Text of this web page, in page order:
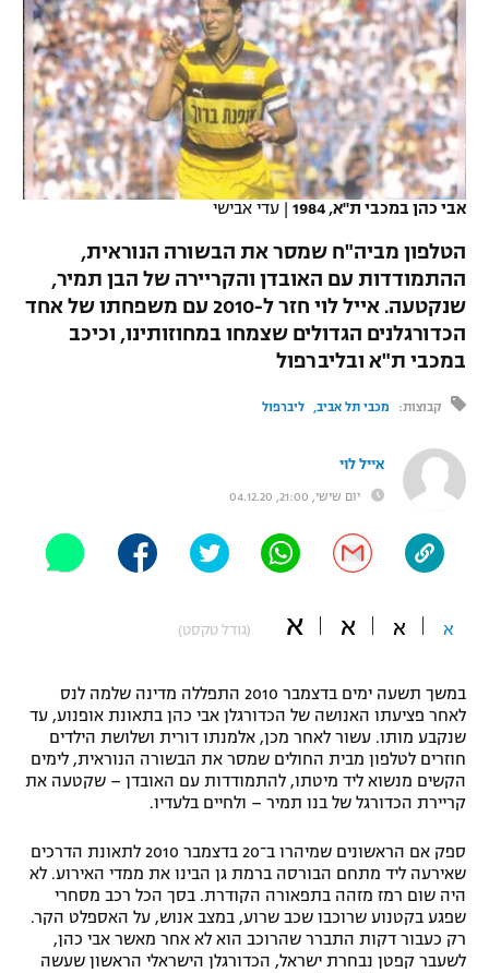
VOD
רץ ברשת
תוצאות
לוח שידורים
ברחבה
"מעל הליגה" – פודקאסט
תקנון עבור פעילות אלקטרה
תקנון עבור פעילות ספורט 1 – "מרלן"
גיימינג E-Sports
תנאי שימוש
מדיניות פרטיות
תקנון פעילות ספורט 1
נבחרת ישראל
מכבי חיפה
בית"ר ירושלים
מכבי תל אביב
הפועל חיפה
הפועל באר שבע
מכבי נתניה
בני יהודה
ליגה ספרדית
ליגה איטלקית
ליגה צרפתית
ליגה הולנדית
ליגה טורקית
ליגה סינית
ליגה ברזילאית
ליגות נוספות
כדורסל נשים
מכבי תל אביב
הפועל חולון
הפועל ירושלים
יורוליג
יורוקאפ
טניס
כדוריד
כדורעף
שחייה
ג'ודו
אגרוף
היאבקות WWE
אופניים
כדורמים
פוטבול אמריקאי NFL
בייסבול MLB
ספורט אתגרי ואקסטרים
אומנויות לחימה
גיימינג E-Sports
אבי כהן במכבי ת"א, 1984 | עדי אבישי
הטלפון מביה"ח שמסר את הבשורה הנוראית,
ההתמודדות עם האובדן והקריירה של הבן תמיר,
שנקטעה. אייל לוי חזר ל-2010 עם משפחתו של אחד
הכדורגלנים הגדולים שצמחו במחוזותינו, וכיכב
במכבי ת"א ובליברפול
קבוצות: מכבי תל אביב ליברפול
אייל לוי
יום שישי, 21:00, 04.12.20
א א א א (גודל טקסט)
במשך תשעה ימים בדצמבר 2010 התפללה מדינה שלמה לנס
לאחר פציעתו האנושה של הכדורגלן אבי כהן בתאונת אופנוע, עד
שנקבע מותו. עשור לאחר מכן, אלמנתו דורית ושלושת הילדים
חוזרים לטלפון מבית החולים שמסר את הבשורה הנוראית, לימים
הקשים מנשוא ליד מיטתו, להתמודדות עם האובדן – שקטעה את
קריירת הכדורגל של בנו תמיר – ולחיים בלעדיו.
ספק אם הראשונים שמיהרו ב־20 בדצמבר 2010 לתאונת הדרכים
שאירעה ליד מתחם הבורסה ברמת גן הבינו את ממדי האירוע. לא
היה שום רמז מזהה בתפאורה הקודרת. בסך הכל רכב מסחרי
שפגע בקטנוע שרוכבו שכב שרוע, במצב אנוש, על האספלט הקר.
רק כעבור דקות התברר שהרוכב הוא לא אחר מאשר אבי כהן,
לשעבר קפטן נבחרת ישראל, הכדורגלן הישראלי הראשון שעשה